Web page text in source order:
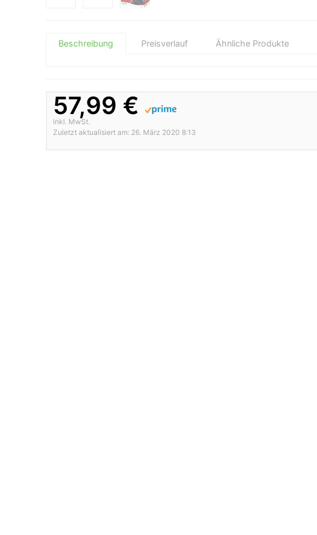
Beschreibung Preisverlauf Ähnliche Produkte
57,99 €
inkl. MwSt.
Zuletzt aktualisiert am: 26. März 2020 8:13